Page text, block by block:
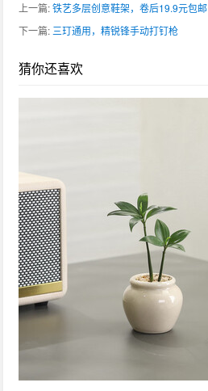
上一篇:铁艺多层创意鞋架，卷后19.9元包邮
下一篇: 三玎通用，精锐锋手动打钉枪
猜你还喜欢